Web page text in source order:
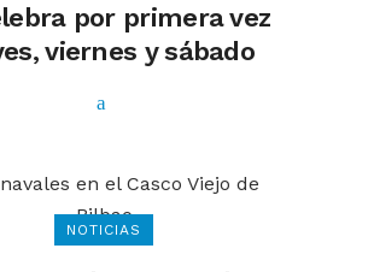
por primera vez
viernes y sábado
NOTICIAS